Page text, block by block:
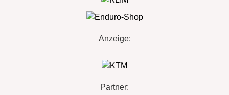
Anzeige:
Partner: